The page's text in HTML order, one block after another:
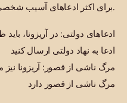
برای اکثر ادعاهای آسیب شخصی فراهم می‌کند.
ادعا به نهاد دولتی ارسال کنید
مرگ ناشی از قصور دارد